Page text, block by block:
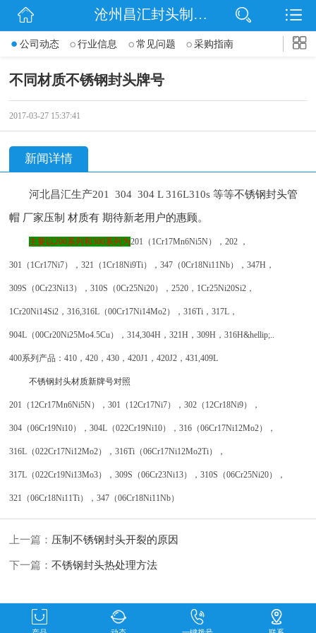
网站首页
沧州昌汇封头制造有限公司
公司动态 行业信息 常见问题 采购指南
不同材质不锈钢封头牌号
2017-03-27 15:37:41
新闻详情
河北昌汇生产201 304 304 L 316L310s 等等不锈钢封头管
帽 厂家压制 材质有 期待新老用户的惠顾。
主要以200系列和300系列为201（1Cr17Mn6Ni5N），202 ，
301（1Cr17Ni7），321（1Cr18Ni9Ti），347（0Cr18Ni11Nb），347H，
309S（0Cr23Ni13），310S（0Cr25Ni20），2520，1Cr25Ni20Si2，
1Cr20Ni14Si2，316,316L（00Cr17Ni14Mo2），316Ti，317L，
904L（00Cr20Ni25Mo4.5Cu），314,304H，321H，309H，316H&hellip;..
400系列产品：410，420，430，420J1，420J2，431,409L
不锈钢封头材质新牌号对照
201（12Cr17Mn6Ni5N），301（12Cr17Ni7），302（12Cr18Ni9），
304（06Cr19Ni10），304L（022Cr19Ni10），316（06Cr17Ni12Mo2），
316L（022Cr17Ni12Mo2），316Ti（06Cr17Ni12Mo2Ti），
317L（022Cr19Ni13Mo3），309S（06Cr23Ni13），310S（06Cr25Ni20），
321（06Cr18Ni11Ti），347（06Cr18Ni11Nb）
上一篇： 压制不锈钢封头开裂的原因
下一篇：不锈钢封头热处理方法